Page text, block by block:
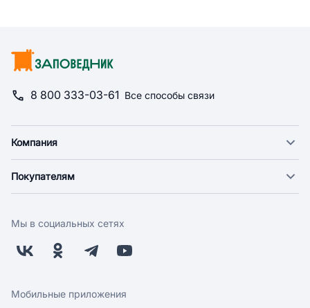
8 800 333-03-61 Все способы связи
Компания
Новости
Поставщикам
Заводчикам
Обратная связь
Покупателям
Оплата
Бонусная программа
Скидки и акции
Мы в социальных сетях
Мобильные приложения